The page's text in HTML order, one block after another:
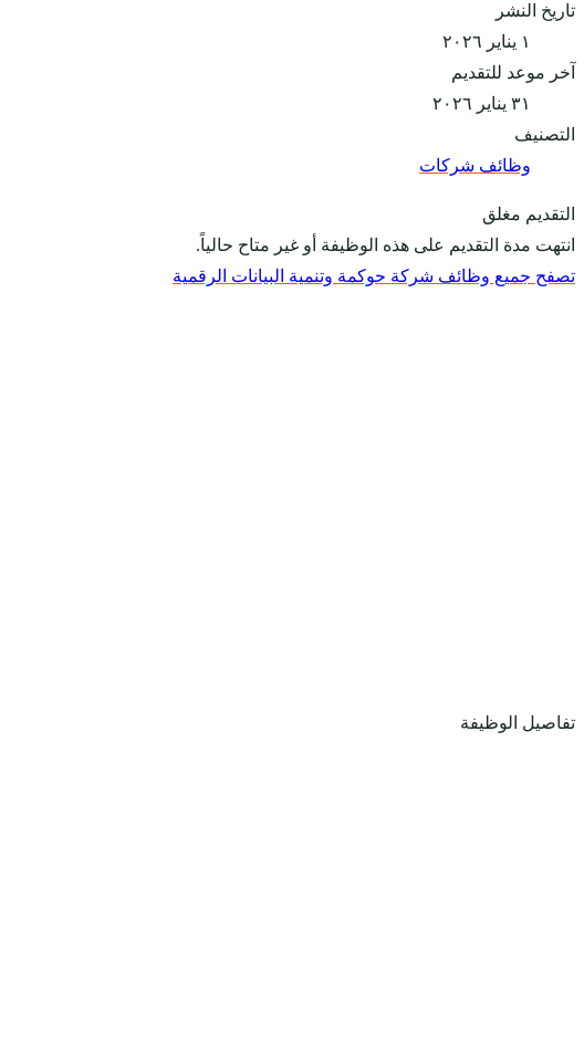
تاريخ النشر
١ يناير ٢٠٢٦
آخر موعد للتقديم
٣١ يناير ٢٠٢٦
التصنيف
وظائف شركات
التقديم مغلق
انتهت مدة التقديم على هذه الوظيفة أو غير متاح حالياً.
تصفح جميع وظائف شركة حوكمة وتنمية البيانات الرقمية
تفاصيل الوظيفة